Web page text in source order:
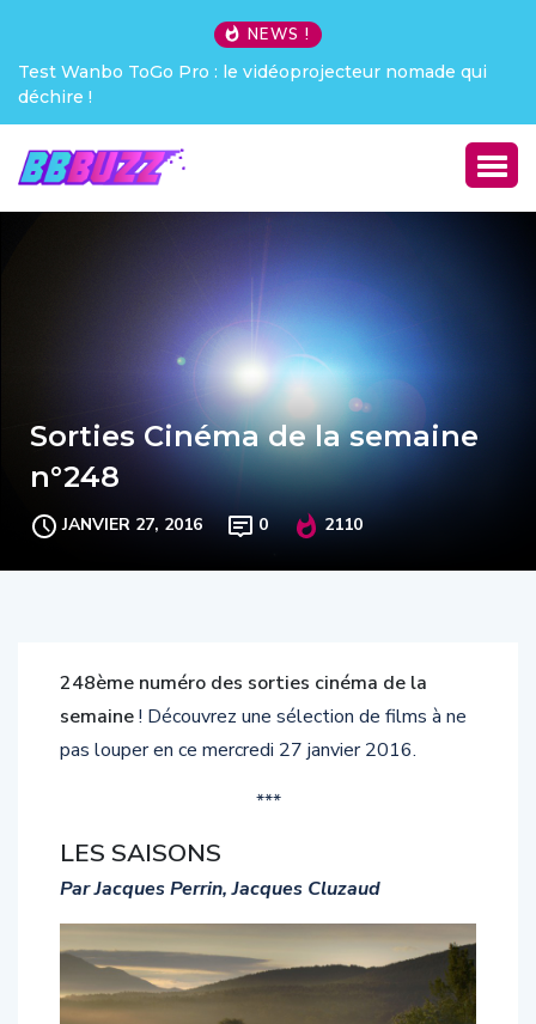
NEWS !
Test Wanbo ToGo Pro : le vidéoprojecteur nomade qui
déchire !
Sorties Cinéma de la semaine
n°248
JANVIER 27, 2016 0 2110
248ème numéro des sorties cinéma de la
semaine! Découvrez une sélection de films à ne
pas louper en ce mercredi 27 janvier 2016.
***
LES SAISONS
Par Jacques Perrin, Jacques Cluzaud